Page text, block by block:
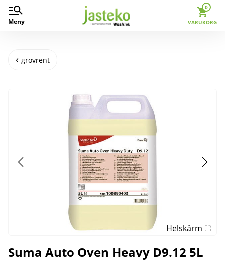
Meny
0
VARUKORG
grovrent
Helskärm
Suma Auto Oven Heavy D9.12 5L